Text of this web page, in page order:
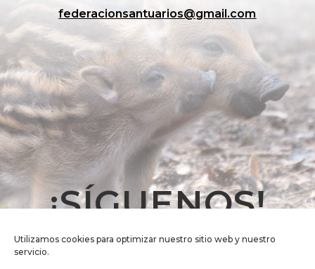
Utilizamos cookies para optimizar nuestro sitio web y nuestro
servicio.
federacionsantuarios@gmail.com
¡SÍGUENOS!